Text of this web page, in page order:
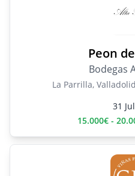
Peon
Bodegas
La Parrilla,
31
15.000€ -